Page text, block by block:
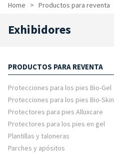
Home Productos para reventa
Exhibidores
PRODUCTOS PARA REVENTA
Protecciones para los pies Bio-Gel
Protecciones para los pies Bio-Skin
Protectores para pies Alluxcare
Protectores para los pies en gel
Plantillas y taloneras
Parches y apósitos